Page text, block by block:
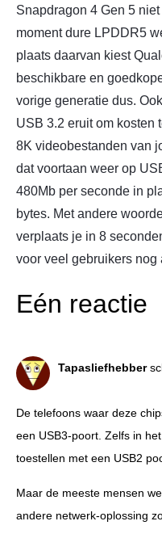
Snapdragon 4 Gen 5
moment dure LPDDR5
plaats daarvan kiest
beschikbare en
vorige generatie dus.
USB 3.2 eruit om kosten
8K videobestanden van
dat voortaan weer op
480Mb per seconde in
bytes. Met andere
verplaats je in 8
voor veel gebruikers nog
Eén reactie
Tapasliefhebber
De telefoons waar deze
een USB3-poort. Zelfs in
toestellen met een USB2
Maar de meeste mensen
andere netwerk-oplossing